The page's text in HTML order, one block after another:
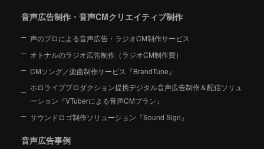
音声広告制作・音声CMクリエイティブ制作
声のプロによる音声広告・ラジオCM制作サービス
オトナルのラジオ広告制作（ラジオCM制作費）
CMソング／楽曲制作サービス『BrandTune』
ホロライブプロダクション提携デジタル音声広告制作＆配信ソリュ
ーション 『VTuberによる音声CMプラン』
サウンドロゴ制作ソリューション『Sound Sign』
音声広告事例